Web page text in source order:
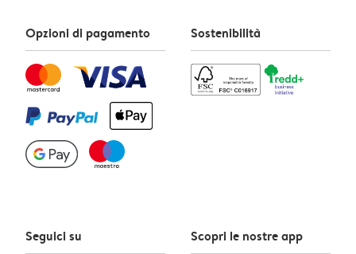
Opzioni di pagamento Sostenibilità
Seguici su Scopri le nostre app